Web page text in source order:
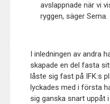
avslappnade när vi
ryggen, säger Sema.
I inledningen av andra
skapade en del fasta
låste sig fast på IFK:s
lyckades med i första
sig ganska snart uppåt